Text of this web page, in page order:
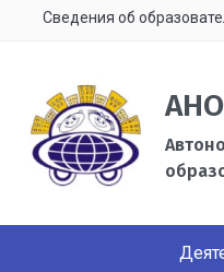
Сведения об